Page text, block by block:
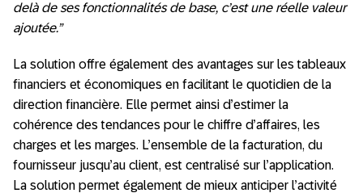
delà de ses fonctionnalités de base, c’est une réelle valeur
ajoutée.”
La solution offre également des avantages sur les tableaux
financiers et économiques en facilitant le quotidien de la
direction financière. Elle permet ainsi d’estimer la
cohérence des tendances pour le chiffre d’affaires, les
charges et les marges. L’ensemble de la facturation, du
fournisseur jusqu’au client, est centralisé sur l’application.
La solution permet également de mieux anticiper l’activité